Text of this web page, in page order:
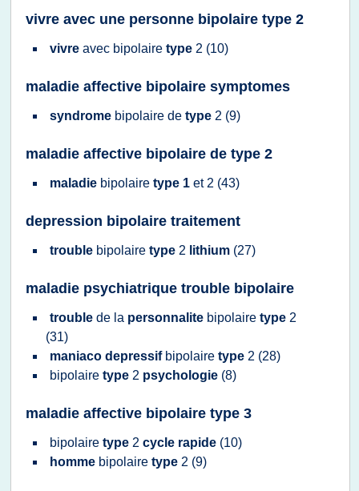
vivre avec une personne bipolaire type 2
vivre avec bipolaire type 2 (10)
maladie affective bipolaire symptomes
syndrome bipolaire de type 2 (9)
maladie affective bipolaire de type 2
maladie bipolaire type 1 et 2 (43)
depression bipolaire traitement
trouble bipolaire type 2 lithium (27)
maladie psychiatrique trouble bipolaire
trouble de la personnalite bipolaire type 2
(31)
maniaco depressif bipolaire type 2 (28)
bipolaire type 2 psychologie (8)
maladie affective bipolaire type 3
bipolaire type 2 cycle rapide (10)
homme bipolaire type 2 (9)